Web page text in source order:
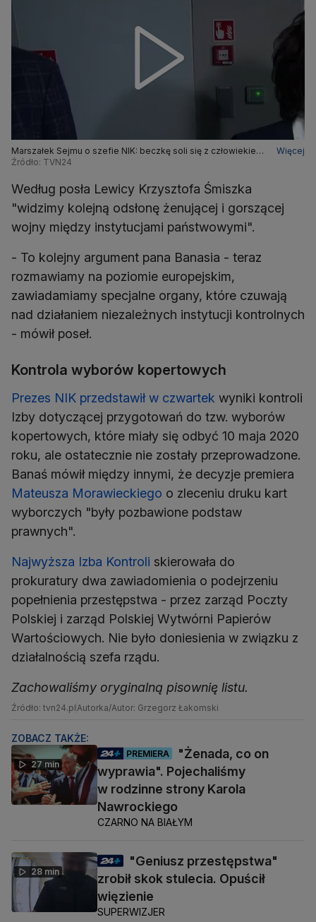
Marszałek Sejmu o szefie NIK: beczkę soli się z człowiekiem
zje i do końca się nie wie, jaki on jest
Więcej
Źródło: TVN24
Według posła Lewicy Krzysztofa Śmiszka
"widzimy kolejną odsłonę żenującej i gorszącej
wojny między instytucjami państwowymi".
- To kolejny argument pana Banasia - teraz
rozmawiamy na poziomie europejskim,
zawiadamiamy specjalne organy, które czuwają
nad działaniem niezależnych instytucji kontrolnych
- mówił poseł.
Kontrola wyborów kopertowych
Prezes NIK przedstawił w czwartek wyniki kontroli
Izby dotyczącej przygotowań do tzw. wyborów
kopertowych, które miały się odbyć 10 maja 2020
roku, ale ostatecznie nie zostały przeprowadzone.
Banaś mówił między innymi, że decyzje premiera
Mateusza Morawieckiego o zleceniu druku kart
wyborczych "były pozbawione podstaw
prawnych".
Najwyższa Izba Kontroli skierowała do
prokuratury dwa zawiadomienia o podejrzeniu
popełnienia przestępstwa - przez zarząd Poczty
Polskiej i zarząd Polskiej Wytwórni Papierów
Wartościowych. Nie było doniesienia w związku z
działalnością szefa rządu.
Zachowaliśmy oryginalną pisownię listu.
Źródło: tvn24.plAutorka/Autor: Grzegorz Łakomski
ZOBACZ TAKŻE:
27 min
PREMIERA
"Żenada, co on
wyprawia". Pojechaliśmy
w rodzinne strony Karola
Nawrockiego
CZARNO NA BIAŁYM
28 min
"Geniusz przestępstwa"
zrobił skok stulecia. Opuścił
więzienie
SUPERWIZJER